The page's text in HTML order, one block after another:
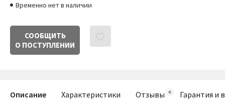
Временно нет в наличии
СООБЩИТЬ
О ПОСТУПЛЕНИИ
Описание Характеристики Отзывы Гарантия и